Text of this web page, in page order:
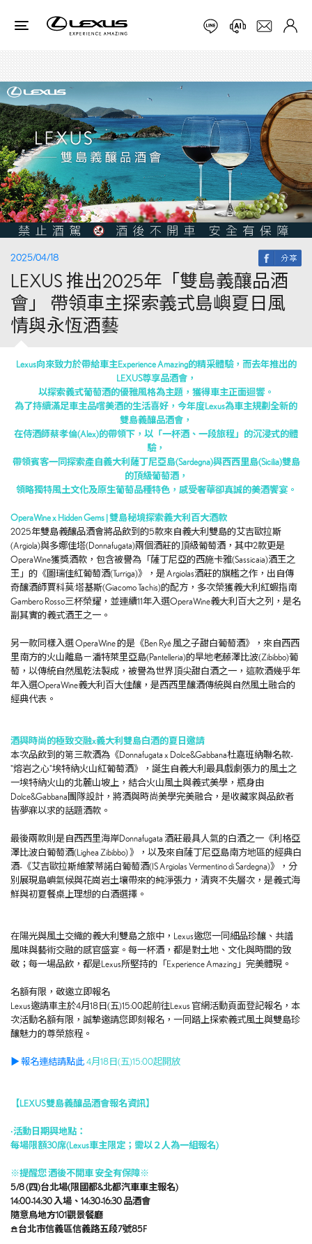
2025/04/18
LEXUS 推出2025年「雙島義釀品酒
會」 帶領車主探索義式島嶼夏日風
情與永恆酒藝
Lexus向來致力於帶給車主Experience Amazing的精采體驗，而去年推出的
LEXUS尊享品酒會，
以探索義式葡萄酒的優雅風格為主題，獲得車主正面迴響。
為了持續滿足車主品嚐美酒的生活喜好，今年度Lexus為車主規劃全新的
雙島義釀品酒會，
在侍酒師蔡孝倫(Alex)的帶領下，以「一杯酒、一段旅程」的沉浸式的體
驗，
帶領賓客一同探索產自義大利薩丁尼亞島(Sardegna)與西西里島(Sicilia)雙島
的頂級葡萄酒，
領略獨特風土文化及原生葡萄品種特色，感受奢華卻真誠的美酒饗宴。
OperaWine x Hidden Gems | 雙島秘境探索義大利百大酒款
2025年雙島義釀品酒會將品飲到的5款來自義大利雙島的艾吉歐拉斯
(Argiola)與多娜佳塔(Donnafugata)兩個酒莊的頂級葡萄酒，其中2款更是
OperaWine獲獎酒款，包含被譽為「薩丁尼亞的西施卡雅(Sassicaia)酒王之
王」的《圖瑞佳紅葡萄酒(Turriga)》，是 Argiolas酒莊的旗艦之作，出自傳
奇釀酒師賈科莫·塔基斯(Giacomo Tachis)的配方，多次榮獲義大利紅蝦指南
Gambero Rosso三杯榮耀，並連續11年入選OperaWine義大利百大之列，是名
副其實的義式酒王之一。
另一款同樣入選 OperaWine 的是《Ben Ryé 風之子甜白葡萄酒》，來自西西
里南方的火山離島－潘特萊里亞島(Pantelleria)的旱地老藤澤比波(Zibibbo)葡
萄，以傳統自然風乾法製成，被譽為世界頂尖甜白酒之一，這款酒幾乎年
年入選OperaWine義大利百大佳釀，是西西里釀酒傳統與自然風土融合的
經典代表。
酒與時尚的極致交融x義大利雙島白酒的夏日邀請
本次品飲到的第三款酒為《Donnafugata x Dolce&Gabbana杜嘉班納聯名款-
"熔岩之心"埃特納火山紅葡萄酒》，誕生自義大利最具戲劇張力的風土之
一埃特納火山的北麓山坡上，結合火山風土與義式美學，瓶身由
Dolce&Gabbana團隊設計，將酒與時尚美學完美融合，是收藏家與品飲者
皆夢寐以求的話題酒款。
最後兩款則是自西西里海岸Donnafugata 酒莊最具人氣的白酒之一《利格亞
澤比波白葡萄酒(Lighea Zibibbo) 》，以及來自薩丁尼亞島南方地區的經典白
酒-《艾吉歐拉斯維蒙蒂諾白葡萄酒(IS Argiolas Vermentino di Sardegna)》，分
別展現島嶼氣候與花崗岩土壤帶來的純淨張力，清爽不失層次，是義式海
鮮與初夏餐桌上理想的白酒選擇。
在陽光與風土交織的義大利雙島之旅中， Lexus邀您一同細品珍釀、共譜
風味與藝術交融的感官盛宴。每一杯酒，都是對土地、文化與時間的致
敬；每一場品飲，都是Lexus所堅持的「Experience Amazing」完美體現。
名額有限，敬邀立即報名
Lexus邀請車主於4月18日(五)15:00起前往Lexus 官網活動頁面登記報名，本
次活動名額有限，誠摯邀請您即刻報名，一同踏上探索義式風土與雙島珍
釀魅力的尊榮旅程。
▶ 報名連結請點此 4月18日(五)15:00起開放
【LEXUS 雙島義釀品酒會報名資訊】
∙活動日期與地點：
每場限額30席(Lexus車主限定；需以２人為一組報名)
※提醒您 酒後不開車 安全有保障※
5/8 (四)台北場(限國都&北都汽車車主報名)
14:00-14:30 入場、14:30-16:30 品酒會
隨意鳥地方101觀景餐廳
𖠿台北市信義區信義路五段7號85F